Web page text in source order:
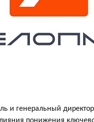
и генеральный
понижения